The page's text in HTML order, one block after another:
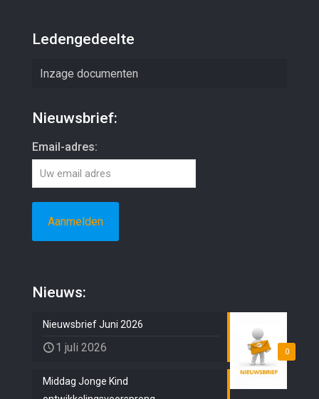
Ledengedeelte
Inzage documenten
Nieuwsbrief:
Email-adres:
Nieuws:
0
Nieuwsbrief Juni 2026
1 juli 2026
Middag Jonge Kind